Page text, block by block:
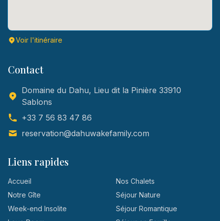
Voir l'itinéraire
Contact
Domaine du Dahu, Lieu dit la Pinière 33910
Sablons
+33 7 56 83 47 86
reservation@dahuwakefamily.com
Liens rapides
Accueil
Nos Chalets
Notre Gîte
Séjour Nature
Week-end Insolite
Séjour Romantique